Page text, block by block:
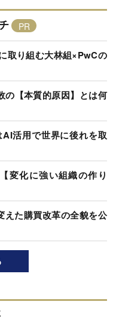
取り組む大林組×PwCの
の【本質的原因】とは何
AI活用で世界に後れを取
変化に強い組織の作り
た購買改革の全貌を公